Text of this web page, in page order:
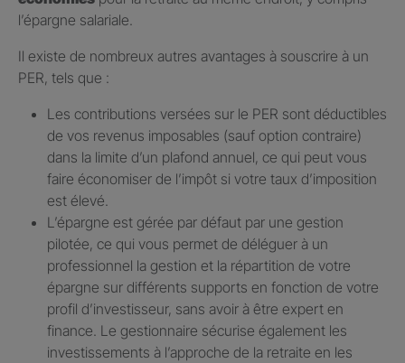
l’épargne salariale.
Il existe de nombreux autres avantages à souscrire à un
PER, tels que :
Les contributions versées sur le PER sont déductibles
de vos revenus imposables (sauf option contraire)
dans la limite d’un plafond annuel, ce qui peut vous
faire économiser de l’impôt si votre taux d’imposition
est élevé.
L’épargne est gérée par défaut par une gestion
pilotée, ce qui vous permet de déléguer à un
professionnel la gestion et la répartition de votre
épargne sur différents supports en fonction de votre
profil d’investisseur, sans avoir à être expert en
finance. Le gestionnaire sécurise également les
investissements à l’approche de la retraite en les